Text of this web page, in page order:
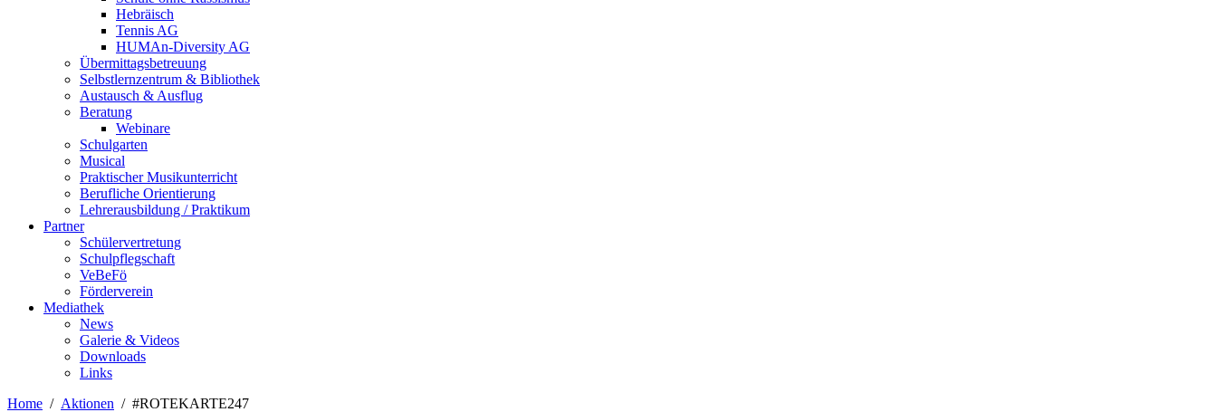
Hebräisch
Tennis AG
HUMAn-Diversity AG
Übermittagsbetreuung
Selbstlernzentrum & Bibliothek
Austausch & Ausflug
Beratung
Webinare
Schulgarten
Musical
Praktischer Musikunterricht
Berufliche Orientierung
Lehrerausbildung / Praktikum
Partner
Schülervertretung
Schulpflegschaft
VeBeFö
Förderverein
Mediathek
News
Galerie & Videos
Downloads
Links
Home
Aktionen #ROTEKARTE247